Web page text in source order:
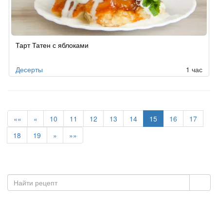
по
Тарт Татен с яблоками
Десерты 1 час
«« « 10 11 12 13 14 15 16
17
18
19 » »»